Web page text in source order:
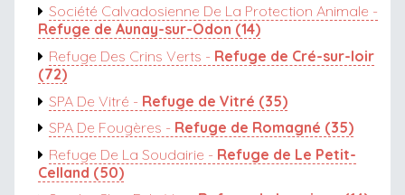
Société Calvadosienne De La Protection Animale -
Refuge de Aunay-sur-Odon (14)
Refuge Des Crins Verts - Refuge de Cré-sur-loir
(72)
SPA De Vitré - Refuge de Vitré (35)
SPA De Fougères - Refuge de Romagné (35)
Refuge De La Soudairie - Refuge de Le Petit-
Celland (50)